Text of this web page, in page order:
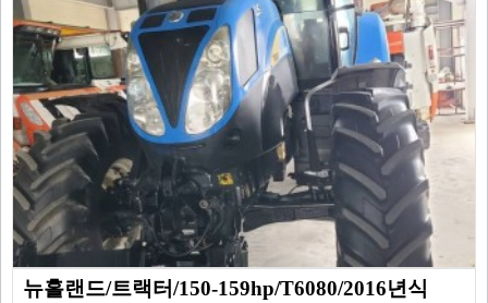
뉴홀랜드/트랙터/150-159hp/T6080/2016년식